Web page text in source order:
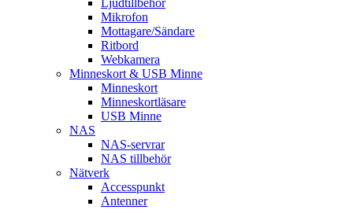
Ljudtillbehör
Mikrofon
Mottagare/Sändare
Ritbord
Webkamera
Minneskort & USB Minne
Minneskort
Minneskortläsare
USB Minne
NAS
NAS-servrar
NAS tillbehör
Nätverk
Accesspunkt
Antenner